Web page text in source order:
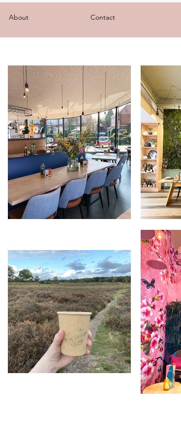
About Contact